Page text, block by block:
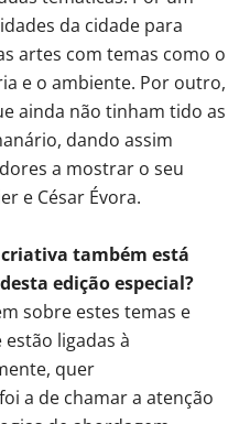
da cidade para
artes com temas como o
e o ambiente. Por outro,
ainda não tinham tido as
dando assim
a mostrar o seu
e César Évora.
também está
edição especial?
sobre estes temas e
ligadas à
quer
a de chamar a atenção